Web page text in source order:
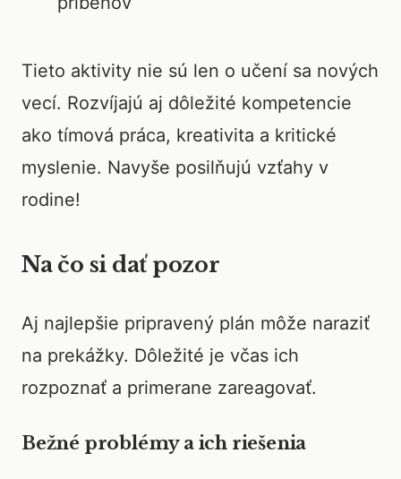
Tieto aktivity nie sú len o učení sa nových
vecí. Rozvíjajú aj dôležité kompetencie
ako tímová práca, kreativita a kritické
myslenie. Navyše posilňujú vzťahy v
rodine!
Na čo si dať pozor
Aj najlepšie pripravený plán môže naraziť
na prekážky. Dôležité je včas ich
rozpoznať a primerane zareagovať.
Bežné problémy a ich riešenia